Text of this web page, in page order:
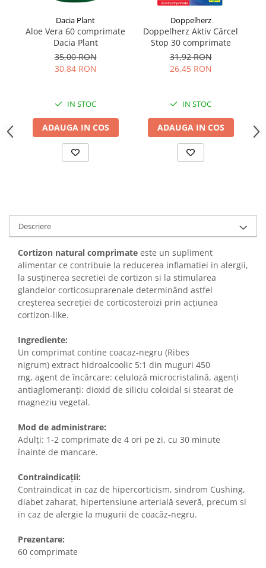
Dacia Plant
Aloe Vera 60 comprimate
Dacia Plant
35,00 RON
30,84 RON
IN STOC
ADAUGA IN COS
Doppelherz
Doppelherz Aktiv Cârcel
Stop 30 comprimate
31,92 RON
26,45 RON
IN STOC
ADAUGA IN COS
Descriere
Cortizon natural comprimate este un supliment
alimentar ce contribuie la reducerea inflamatiei in alergii,
la susținerea secretiei de cortizon si la stimularea
glandelor corticosuprarenale determinând astfel
creșterea secreției de corticosteroizi prin acțiunea
cortizon-like.
Ingrediente:
Un comprimat contine coacaz-negru (Ribes
nigrum) extract hidroalcoolic 5:1 din muguri 450
mg, agent de încărcare: celuloză microcristalină, agenți
antiaglomeranți: dioxid de siliciu coloidal si stearat de
magneziu vegetal.
Mod de administrare:
Adulți: 1-2 comprimate de 4 ori pe zi, cu 30 minute
înainte de mancare.
Contraindicații:
Contraindicat in caz de hipercorticism, sindrom Cushing,
diabet zaharat, hipertensiune arterială severă, precum si
in caz de alergie la mugurii de coacăz-negru.
Prezentare:
60 comprimate